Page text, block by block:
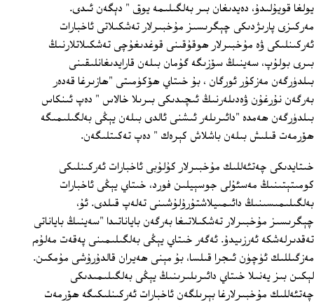
يولغا قويۇلىدۇ، دەيدىغان بىر بەلگىلىمە يوق " دېگەن ئىدى.
مەركىزى پارىژدىكى چېگرىسىز مۇخبىرلار تەشكىلاتى ئاخبارات
ئەركىنلىكى ۋە مۇخبىرلار ھوقۇقىنى قوغدىغۇچى تەشكىلاتلارنىڭ
بىرى بولۇپ، سەينىڭ سۆزىگە گۇمان بىلەن قارايدىغانلىقىنى
بىلدۈرگەن مەزكۇر ئورگان ، بۇ خىتاي ھۆكۈمىتى "ھازىرغا قەدەر
بەرگەن نۇرغۇن ۋەدىلەرنىڭ ئىچىدىكى بىرىلا خالاس " دەپ ئىنكاس
بىلدۈرگەن ھەمدە "دائىرىلەر ئىشنى ئالدى بىلەن يېڭى بەلگىلىمىگە
ھۆرمەت قىلىش بىلەن باشلاش كېرەك " دەپ تەكىتلىگەن.
خىتايدىكى چەتئەللىك مۇخبىرلار كۇلۇبى ئاخبارات ئەركىنلىكى
كومىتېتىنىڭ مەسئۇلى جوسېيلىن فورد، خىتاي يېڭى ئاخبارات
بەلگىلىمىسىنىڭ دائىمىيلاشتۇرۇلۇشىنى تەلەپ قىلدى. ئۇ،
چېگرىسىز مۇخبىرلار تەشكىلاتىغا بەرگەن باياناتىدا "سەينىڭ باياناتى
تەقدىرلەشكە ئەرزىيدۇ. ئەگەر خىتاي يېڭى بەلگىلىمىنى پەقەت مەلۇم
مەزگىللىك ئۈچۈن ئىجرا قىلسا، بۇ مېنى ھەيران قالدۇرۇشى مۇمكىن.
لېكىن بىز يەنىلا خىتاي دائىرىلىرىنىڭ يېڭى بەلگىلىمىدىكى
چەتئەللىك مۇخبىرلارغا بېرىلگەن ئاخبارات ئەركىنلىكىگە ھۆرمەت